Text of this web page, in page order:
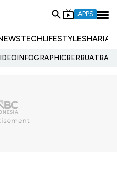
APPS
TECHLIFESTYLESHARIA
INFOGRAPHIC